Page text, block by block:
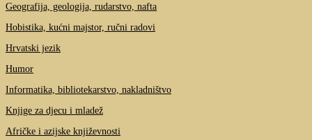
Geografija, geologija, rudarstvo, nafta
Hobistika, kućni majstor, ručni radovi
Hrvatski jezik
Humor
Informatika, bibliotekarstvo, nakladništvo
Knjige za djecu i mladež
Afričke i azijske književnosti